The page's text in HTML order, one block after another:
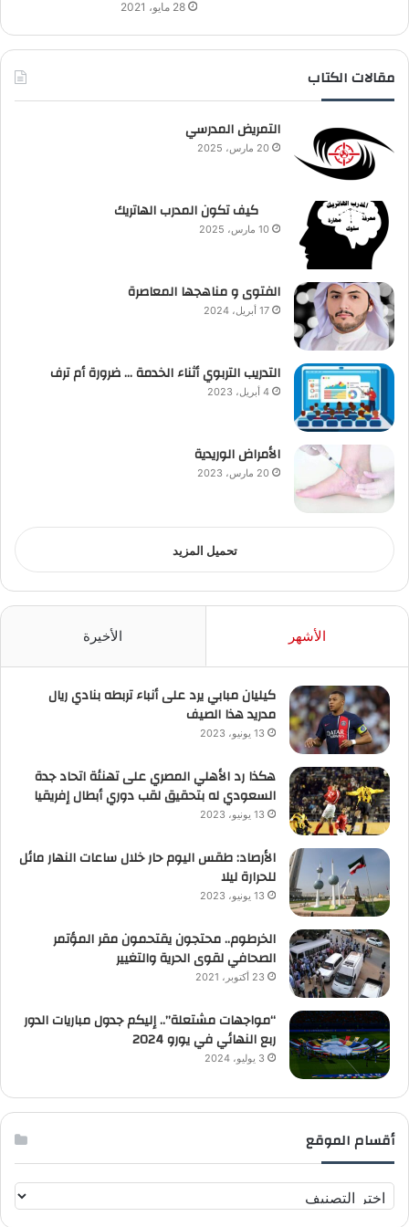
28 مايو، 2021
مقالات الكتاب
التمريض المدرسي
20 مارس، 2025
كيف تكون المدرب الهاتريك
10 مارس، 2025
الفتوى و مناهجها المعاصرة
17 أبريل، 2024
التدريب التربوي أثناء الخدمة … ضرورة أم ترف
4 أبريل، 2023
الأمراض الوريدية
20 مارس، 2023
تحميل المزيد
الأشهر الأخيرة
كيليان مبابي يرد على أنباء تربطه بنادي ريال
مدريد هذا الصيف
13 يونيو، 2023
هكذا رد الأهلي المصري على تهنئة اتحاد جدة
السعودي له بتحقيق لقب دوري أبطال إفريقيا
13 يونيو، 2023
الأرصاد: طقس اليوم حار خلال ساعات النهار مائل
للحرارة ليلا
13 يونيو، 2023
الخرطوم.. محتجون يقتحمون مقر المؤتمر
الصحافي لقوى الحرية والتغيير
23 أكتوبر، 2021
“مواجهات مشتعلة”.. إليكم جدول مباريات الدور
ربع النهائي في يورو 2024
3 يوليو، 2024
أقسام الموقع
ق